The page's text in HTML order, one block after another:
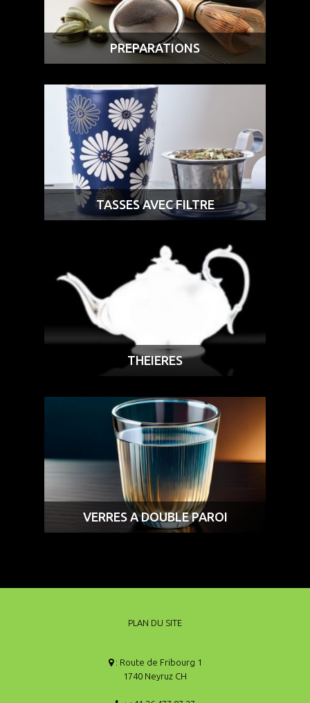
PREPARATIONS
TASSES AVEC FILTRE
THEIERES
VERRES A DOUBLE PAROI
PLAN DU SITE
: Route de Fribourg 1
1740 Neyruz CH